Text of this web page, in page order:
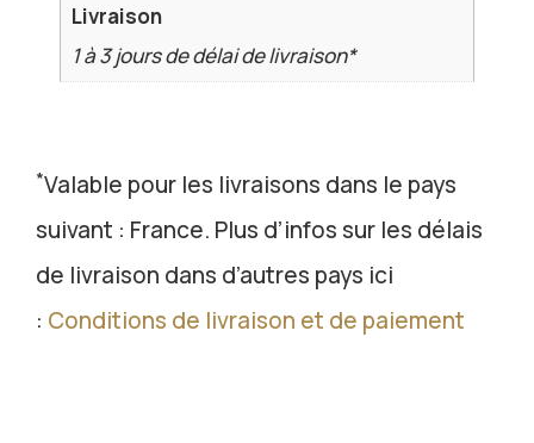
Livraison
1 à 3 jours de délai de livraison*
*Valable pour les livraisons dans le pays
suivant : France. Plus d’infos sur les délais
de livraison dans d’autres pays ici
: Conditions de livraison et de paiement